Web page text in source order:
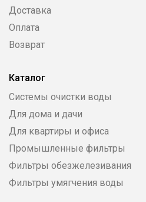
Доставка
Оплата
Возврат
Каталог
Системы очистки воды
Для дома и дачи
Для квартиры и офиса
Промышленные фильтры
Фильтры обезжелезивания
Фильтры умягчения воды